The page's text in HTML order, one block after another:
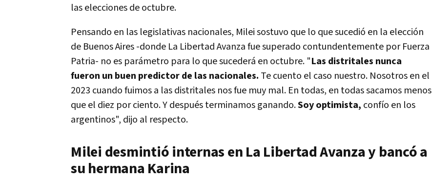
las elecciones de octubre.
Pensando en las legislativas nacionales, Milei sostuvo que lo que sucedió en la elección
de Buenos Aires -donde La Libertad Avanza fue superado contundentemente por Fuerza
Patria- no es parámetro para lo que sucederá en octubre. "Las distritales nunca
fueron un buen predictor de las nacionales. Te cuento el caso nuestro. Nosotros en el
2023 cuando fuimos a las distritales nos fue muy mal. En todas, en todas sacamos menos
que el diez por ciento. Y después terminamos ganando.Soy optimista, confío en los
argentinos", dijo al respecto.
Milei desmintió internas en La Libertad Avanza y bancó a
su hermana Karina